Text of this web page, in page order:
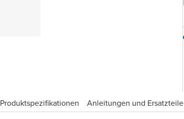
Produktspezifikationen Anleitungen und Ersatzteile